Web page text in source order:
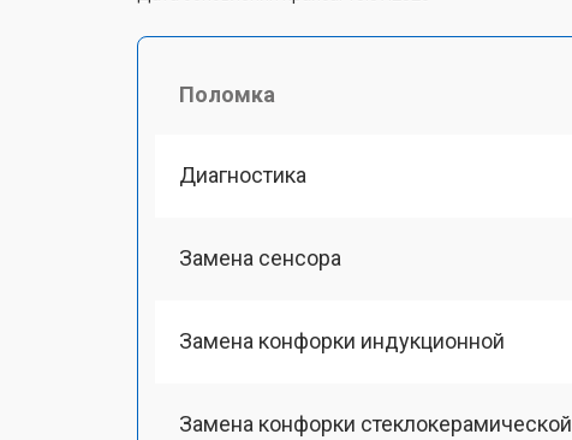
Поломка
Диагностика
Замена сенсора
Замена конфорки индукционной
Замена конфорки стеклокерамической